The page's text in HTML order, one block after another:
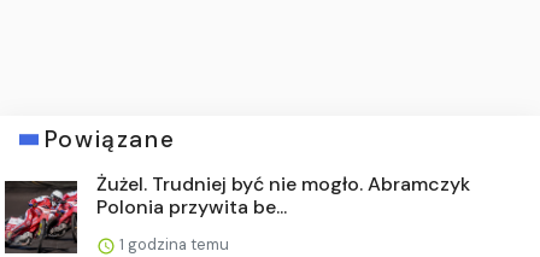
Powiązane
Żużel. Trudniej być nie mogło. Abramczyk
Polonia przywita be...
1 godzina temu